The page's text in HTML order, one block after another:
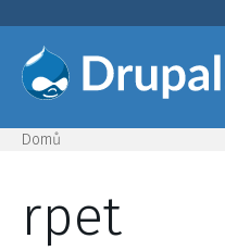
hlavnímu
obsahu
navigace
Domů
rpet